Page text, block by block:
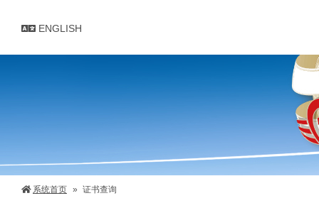
ENGLISH
系统首页 证书查询